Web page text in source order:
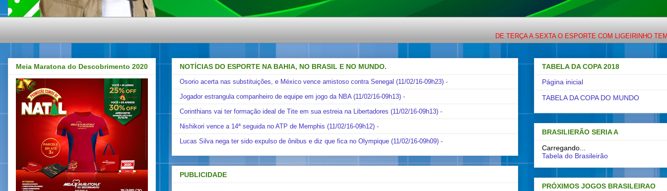
DE TERÇA A SEXTA O ESPORTE COM LIGEIRINHO TEM
NOTÍCIAS DO ESPORTE NA BAHIA, NO BRASIL E NO MUNDO.
Osorio acerta nas substituições, e México vence amistoso contra Senegal (11/02/16-09h23) -
Jogador estrangula companheiro de equipe em jogo da NBA (11/02/16-09h13) -
Corinthians vai ter formação ideal de Tite em sua estreia na Libertadores (11/02/16-09h13) -
Nishikori vence a 14ª seguida no ATP de Memphis (11/02/16-09h12) -
Lucas Silva nega ter sido expulso de ônibus e diz que fica no Olympique (11/02/16-09h09) -
PUBLICIDADE
Meia Maratona do Descobrimento 2020
TABELA DA COPA 2018
Página inicial
TABELA DA COPA DO MUNDO
BRASILIERÃO SERIA A
Carregando...
Tabela do Brasileirão
PRÓXIMOS JOGOS BRASILEIRAO